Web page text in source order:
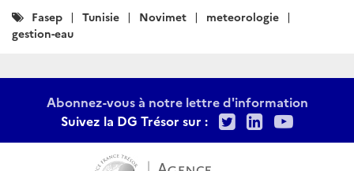
Catégories
:
Fasep Tunisie Novimet
meteorologie
gestion-eau
Abonnez-vous à notre lettre d'information
Suivez la DG Trésor sur :
TwitterLinkedIn